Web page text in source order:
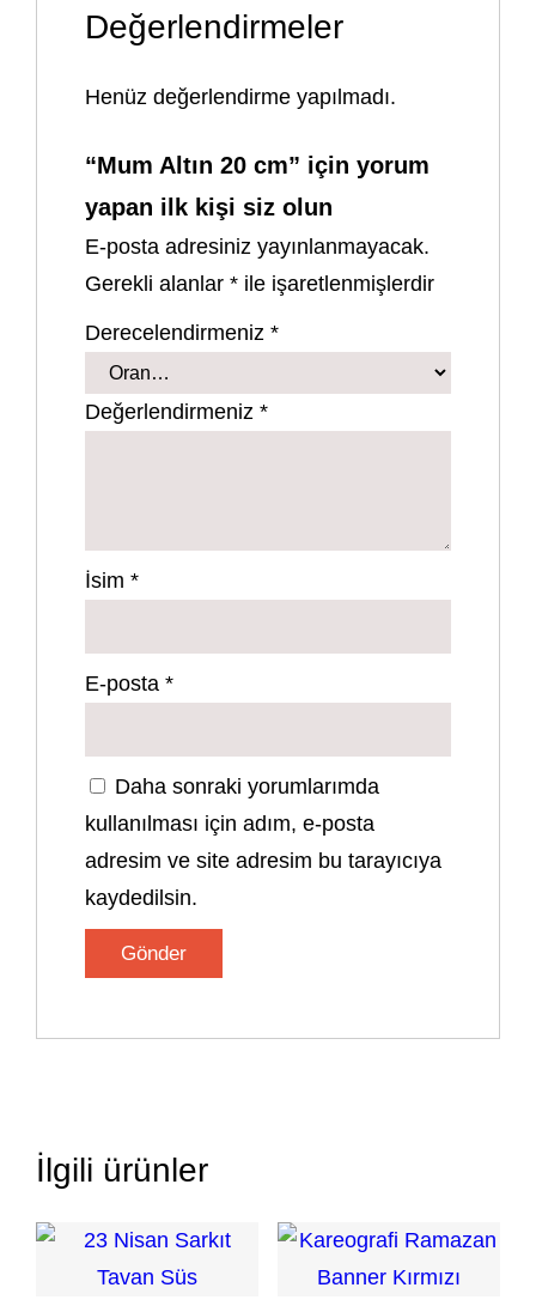
Değerlendirmeler
Henüz değerlendirme yapılmadı.
“Mum Altın 20 cm” için yorum
yapan ilk kişi siz olun
E-posta adresiniz yayınlanmayacak.
Gerekli alanlar* ile işaretlenmişlerdir
Derecelendirmeniz*
Değerlendirmeniz*
İsim*
E-posta*
Daha sonraki yorumlarımda
kullanılması için adım, e-posta
adresim ve site adresim bu tarayıcıya
kaydedilsin.
İlgili ürünler